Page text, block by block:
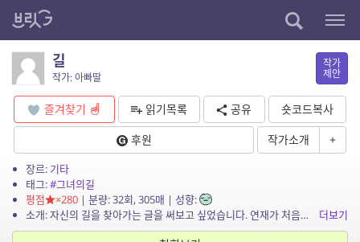
길
작가: 아빠딸
작가
제안
즐겨찾기 읽기목록 공유
숏코드복사
후원
작가소개 +
장르: 기타
태그:#그녀의길
평점
×280| 분량: 32회, 305매 | 성향:
소개: 자신의 길을 찾아가는 글을 써보고 싶었습니다. 연재가 처음이라 서툴 수 있는 점 양해부탁드립니다.
더보기